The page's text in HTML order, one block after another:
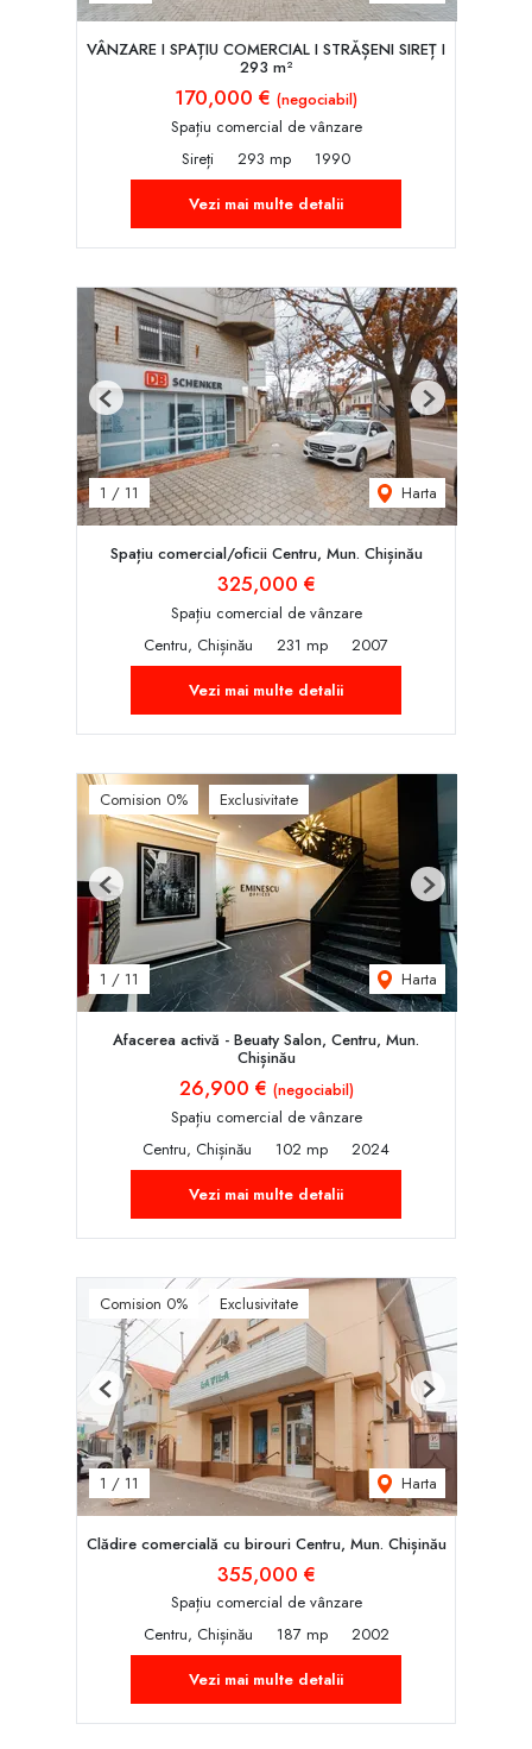
VÂNZARE I SPAȚIU COMERCIAL I STRĂȘENI SIREȚ I
293 m²
170,000 € (negociabil)
Spațiu comercial de vânzare
Sireți
293 mp
1990
Vezi mai multe detalii
1 / 11 Harta
Previous Next
Spațiu comercial/oficii Centru, Mun. Chișinău
325,000 €
Spațiu comercial de vânzare
Centru, Chișinău
231 mp
2007
Vezi mai multe detalii
Comision 0% Exclusivitate
1 / 11 Harta
Previous Next
Afacerea activă - Beuaty Salon, Centru, Mun.
Chișinău
26,900 € (negociabil)
Spațiu comercial de vânzare
Centru, Chișinău
102 mp
2024
Vezi mai multe detalii
Comision 0% Exclusivitate
1 / 11 Harta
Previous Next
Clădire comercială cu birouri Centru, Mun. Chișinău
355,000 €
Spațiu comercial de vânzare
Centru, Chișinău
187 mp
2002
Vezi mai multe detalii